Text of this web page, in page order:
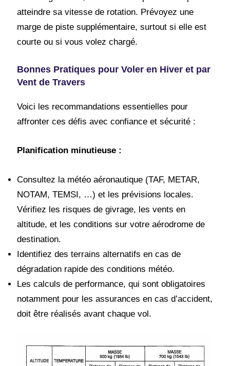
atteindre sa vitesse de rotation. Prévoyez une
marge de piste supplémentaire, surtout si elle est
courte ou si vous volez chargé.
Bonnes Pratiques pour Voler en Hiver et par
Vent de Travers
Voici les recommandations essentielles pour
affronter ces défis avec confiance et sécurité :
Planification minutieuse :
Consultez la météo aéronautique (TAF, METAR,
NOTAM, TEMSI, …) et les prévisions locales.
Vérifiez les risques de givrage, les vents en
altitude, et les conditions sur votre aérodrome de
destination.
Identifiez des terrains alternatifs en cas de
dégradation rapide des conditions météo.
Les calculs de performance, qui sont obligatoires
notamment pour les assurances en cas d’accident,
doit être réalisés avant chaque vol.